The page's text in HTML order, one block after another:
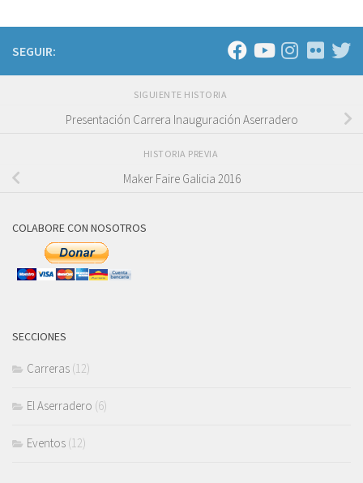
SEGUIR:
SIGUIENTE HISTORIA
Presentación Carrera Inauguración Aserradero
HISTORIA PREVIA
Maker Faire Galicia 2016
COLABORE CON NOSOTROS
SECCIONES
Carreras (12)
El Aserradero (6)
Eventos (12)